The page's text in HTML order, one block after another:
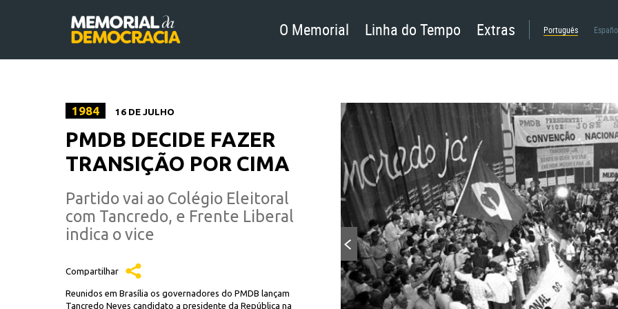
O Memorial Linha do Tempo Extras Português
1984 16 DE JULHO
PMDB DECIDE FAZER
TRANSIÇÃO POR CIMA
Partido vai ao Colégio Eleitoral
com Tancredo, e Frente Liberal
indica o vice
Compartilhar
Reunidos em Brasília os governadores do PMDB lançam
Tancredo Neves candidato a presidente da República na